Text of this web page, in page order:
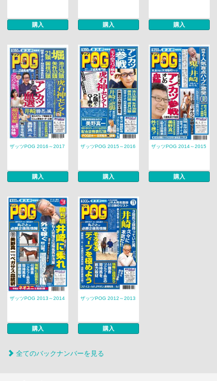
購入 購入 購入
ザッツPOG 2016～2017
購入
ザッツPOG 2015～2016
購入
ザッツPOG 2014～2015
購入
ザッツPOG 2013～2014
購入
ザッツPOG 2012～2013
購入
全てのバックナンバーを見る